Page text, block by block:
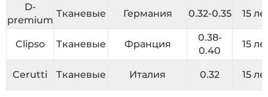
D-
premium
Тканевые Германия 0.32-0.35 15
Clipso Тканевые Франция
0.38-
0.40
15
Cerutti Тканевые Италия 0.32 15